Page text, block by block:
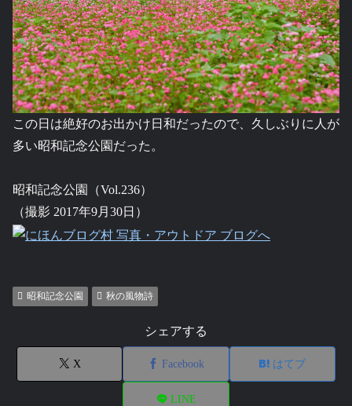
この日は絶好のお出かけ日和だったので、久しぶりに人が
多い昭和記念公園だった。
昭和記念公園（Vol.236）
（撮影 2017年9月30日）
昭和記念公園 秋の風物詩
シェアする
X Facebook はてブ
LINE